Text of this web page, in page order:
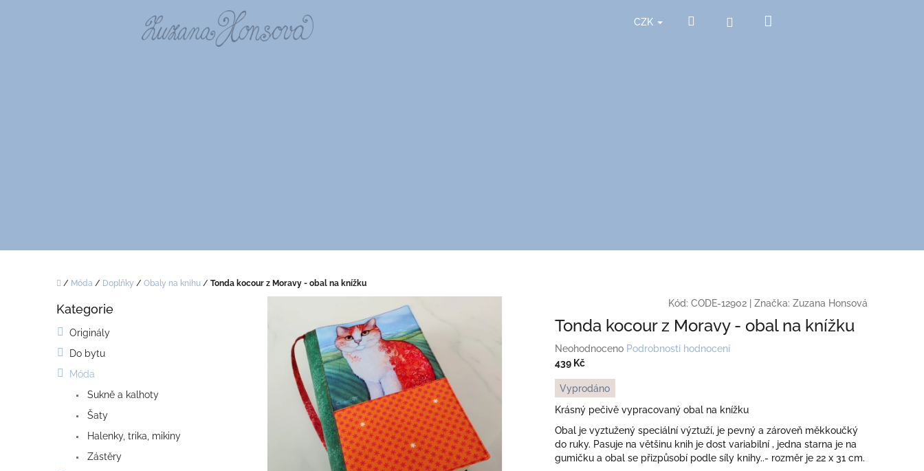
CZK Hledat Přihlášení
Domů
/ Móda / Doplňky / Obaly na knihu / Tonda kocour z Moravy - obal na knížku
Přeskočit
Kategorie
Originály
Do bytu
Móda
Sukně a kalhoty
Šaty
Halenky, trika, mikiny
Zástěry
Kód: CODE-12902 Značka: Zuzana Honsová
Tonda kocour z Moravy - obal na knížku
Průměrné
hodnocení
je
0,0
z
5
hvězdiček.
Neohodnoceno Podrobnosti hodnocení
439 Kč
Měrná
cena:
Vyprodáno
Krásný pečivě vypracovaný obal na knížku
Obal je vyztužený speciální výztuží, je pevný a zároveň měkkoučký
do ruky. Pasuje na většinu knih je dost variabilní , jedna starna je na
gumičku a obal se přizpůsobí podle síly knihy..- rozměr je 22 x 31 cm.